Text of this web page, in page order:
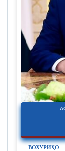
ВОХУРИҲО